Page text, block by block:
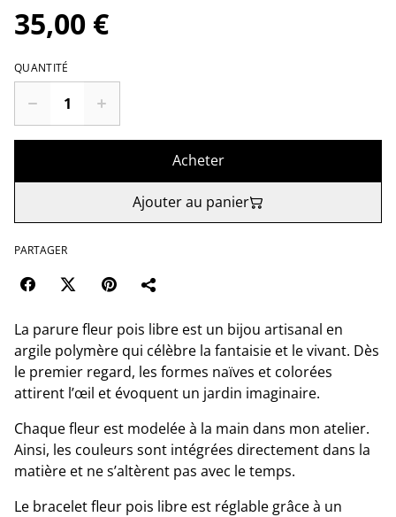
35,00 €
QUANTITÉ
Acheter
Ajouter au panier
PARTAGER
La parure fleur pois libre est un bijou artisanal en
argile polymère qui célèbre la fantaisie et le vivant. Dès
le premier regard, les formes naïves et colorées
attirent l’œil et évoquent un jardin imaginaire.
Chaque fleur est modelée à la main dans mon atelier.
Ainsi, les couleurs sont intégrées directement dans la
matière et ne s’altèrent pas avec le temps.
Le bracelet fleur pois libre est réglable grâce à un